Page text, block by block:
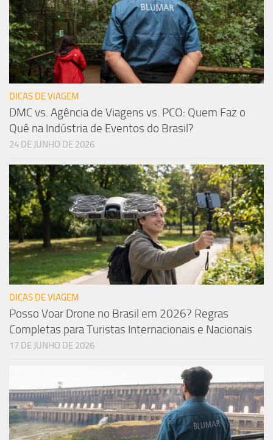
DICAS DE VIAGEM
DMC vs. Agência de Viagens vs. PCO: Quem Faz o
Quê na Indústria de Eventos do Brasil?
24 DE JUNHO DE 2026
DICAS DE VIAGEM
Posso Voar Drone no Brasil em 2026? Regras
Completas para Turistas Internacionais e Nacionais
17 DE JUNHO DE 2026